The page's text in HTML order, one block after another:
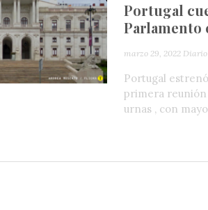
Portugal
Parlamento
marzo 29, 2022 Diario
Portugal
primera reunión
urnas , con